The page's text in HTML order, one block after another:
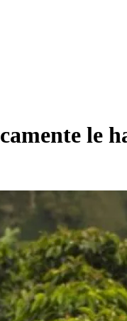
le